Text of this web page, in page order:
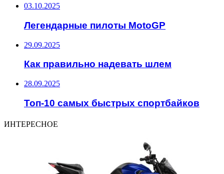
03.10.2025
Легендарные пилоты MotoGP
29.09.2025
Как правильно надевать шлем
28.09.2025
Топ-10 самых быстрых спортбайков
ИНТЕРЕСНОЕ